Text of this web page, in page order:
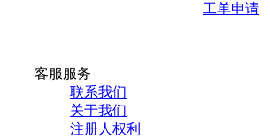
工单申请
客服服务
联系我们
关于我们
注册人权利